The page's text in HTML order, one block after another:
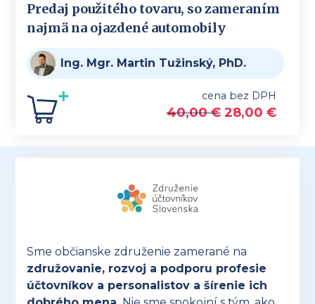
Predaj použitého tovaru, so zameraním
najmä na ojazdené automobily
Ing. Mgr. Martin Tužinský, PhD.
cena bez DPH
40,00€ 28,00 €
Sme občianske združenie zamerané na
združovanie, rozvoj a podporu profesie
účtovníkov a personalistov a šírenie ich